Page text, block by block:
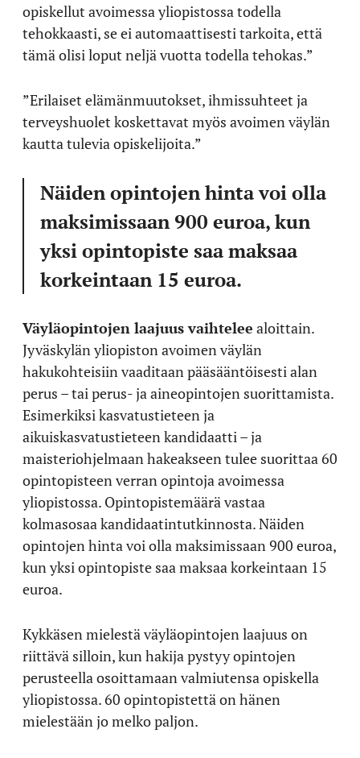
opiskellut avoimessa yliopistossa todella
tehokkaasti, se ei automaattisesti tarkoita, että
tämä olisi loput neljä vuotta todella tehokas.”
”Erilaiset elämänmuutokset, ihmissuhteet ja
terveyshuolet koskettavat myös avoimen väylän
kautta tulevia opiskelijoita.”
Näiden opintojen hinta voi olla
maksimissaan 900 euroa, kun
yksi opintopiste saa maksaa
korkeintaan 15 euroa.
Väyläopintojen laajuus vaihtelee aloittain.
Jyväskylän yliopiston avoimen väylän
hakukohteisiin vaaditaan pääsääntöisesti alan
perus – tai perus- ja aineopintojen suorittamista.
Esimerkiksi kasvatustieteen ja
aikuiskasvatustieteen kandidaatti – ja
maisteriohjelmaan hakeakseen tulee suorittaa 60
opintopisteen verran opintoja avoimessa
yliopistossa. Opintopistemäärä vastaa
kolmasosaa kandidaatintutkinnosta. Näiden
opintojen hinta voi olla maksimissaan 900 euroa,
kun yksi opintopiste saa maksaa korkeintaan 15
euroa.
Kykkäsen mielestä väyläopintojen laajuus on
riittävä silloin, kun hakija pystyy opintojen
perusteella osoittamaan valmiutensa opiskella
yliopistossa. 60 opintopistettä on hänen
mielestään jo melko paljon.